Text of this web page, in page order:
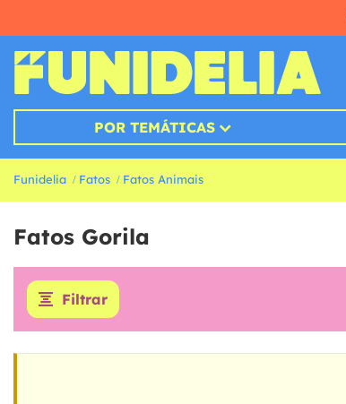
POR TEMÁTICAS
Funidelia Fatos Fatos Animais
Fatos Gorila
Filtrar